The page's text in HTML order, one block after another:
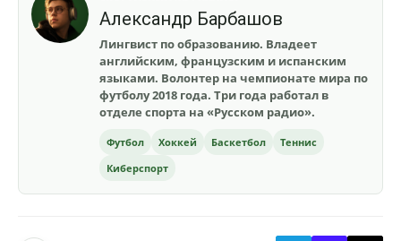
Александр Барбашов
Лингвист по образованию. Владеет
английским, французским и испанским
языками. Волонтер на чемпионате мира по
футболу 2018 года. Три года работал в
отделе спорта на «Русском радио».
Футбол Хоккей Баскетбол
Теннис
Киберспорт